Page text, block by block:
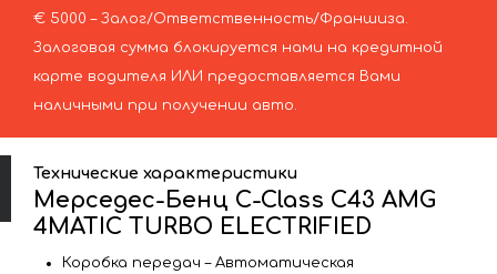
€ 5000 – Залог/Ответственность/Франшиза.
Залоговая сумма блокируется нами на кредитной
карте водителя ИЛИ предоставляется Вами
наличными при получении авто.
Технические характеристики
Мерседес-Бенц C-Class C43 AMG
4MATIC TURBO ELECTRIFIED
Коробка передач – Автоматическая